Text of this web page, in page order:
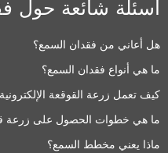
شائعة حول
أعاني من فقدان السمع؟
هي أنواع فقدان السمع؟
تعمل زرعة القوقعة الإلكترونية؟
هي خطوات الحصول على زرعة
يعني مخطط السمع؟